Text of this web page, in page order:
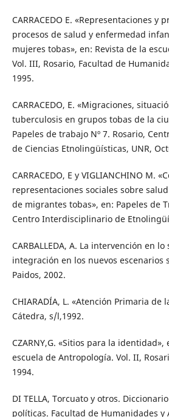
CARRACEDO E. «Representaciones y
procesos de salud y enfermedad
mujeres tobas», en: Revista de la
Vol. III, Rosario, Facultad de
1995.
CARRACEDO, E. «Migraciones,
tuberculosis en grupos tobas de la
Papeles de trabajo Nº 7. Rosario,
de Ciencias Etnolingüísticas, UNR,
CARRACEDO, E y VIGLIANCHINO M.
representaciones sociales sobre
de migrantes tobas», en: Papeles de
Centro Interdisciplinario de
CARBALLEDA, A. La intervención en
integración en los nuevos escenarios
Paidos, 2002.
CHIARADÍA, L. «Atención Primaria de
Cátedra, s/l,1992.
CZARNY,G. «Sitios para la identidad»,
escuela de Antropología. Vol. II,
1994.
DI TELLA, Torcuato y otros.
políticas. Facultad de Humanidades y